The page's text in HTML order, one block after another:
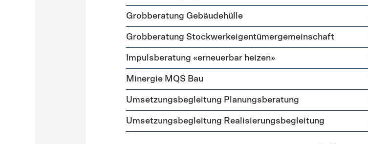
Grobberatung Gebäudehülle
Grobberatung Stockwerkeigentümergemeinschaft
Impulsberatung «erneuerbar heizen»
Minergie MQS Bau
Umsetzungsbegleitung Planungsberatung
Umsetzungsbegleitung Realisierungsbegleitung